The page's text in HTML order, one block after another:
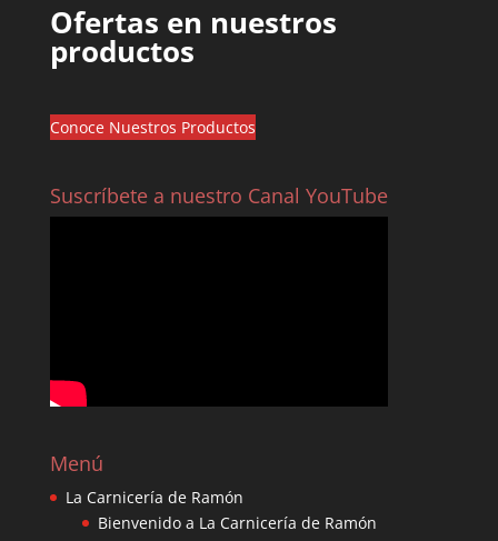
Ofertas en nuestros
productos
Conoce Nuestros Productos
Suscríbete a nuestro Canal YouTube
Menú
La Carnicería de Ramón
Bienvenido a La Carnicería de Ramón